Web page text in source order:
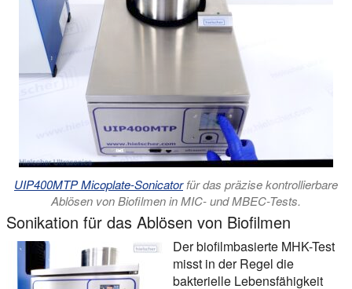
UIP400MTP Micoplate-Sonicatorfür das präzise kontrollierbare
Ablösen von Biofilmen in MIC- und MBEC-Tests.
Sonikation für das Ablösen von Biofilmen
Der biofilmbasierte MHK-Test
misst in der Regel die
bakterielle Lebensfähigkeit